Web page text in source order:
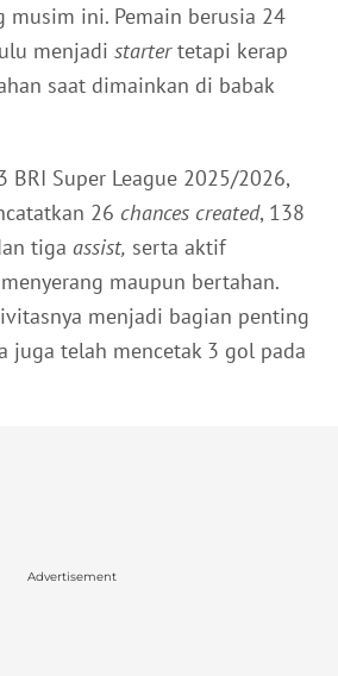
musim ini. Pemain berusia 24
menjadi startertetapi kerap
saat dimainkan di babak
BRI Super League 2025/2026,
26 chances created, 138
tiga assist, serta aktif
maupun bertahan.
menjadi bagian penting
juga telah mencetak 3 gol pada
Advertisement